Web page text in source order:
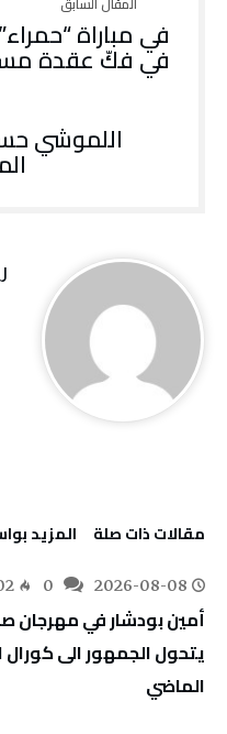
في مباراة
في فكّ عقدة مستمرة
اللموشي
‫مقالات ذات صلة‬ ‫‫المزيد
2026-08-08
يتحول الجمهور الى كورال
الماضي